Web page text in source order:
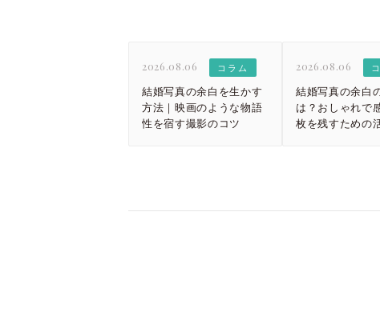
2026.08.06 コラム
結婚写真の余白を生かす
方法｜映画のような物語
性を宿す撮影のコツ
2026.08.06
結婚写真の余白
は？おしゃれで
枚を残すための